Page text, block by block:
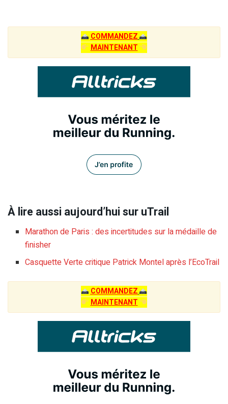
COMMANDEZ
MAINTENANT
À lire aussi aujourd’hui sur uTrail
Marathon de Paris : des incertitudes sur la médaille de
finisher
Casquette Verte critique Patrick Montel après l’EcoTrail
COMMANDEZ
MAINTENANT